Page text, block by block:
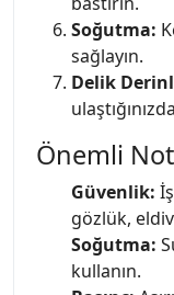
Soğutma:
sağlayın.
Delik
Önemli
Güvenlik:
gözlük,
Soğutma:
kullanın.